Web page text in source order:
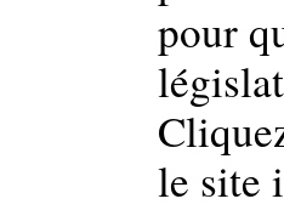
pour
le site